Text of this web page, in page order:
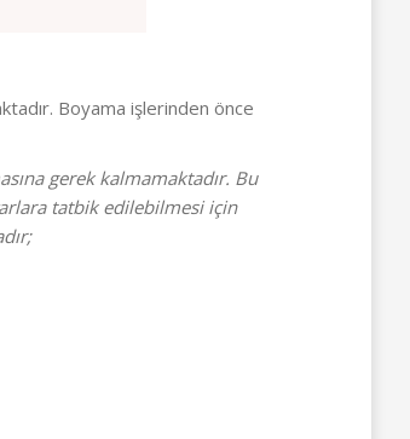
Boyama işlerinden önce
gerek kalmamaktadır. Bu
tatbik edilebilmesi için